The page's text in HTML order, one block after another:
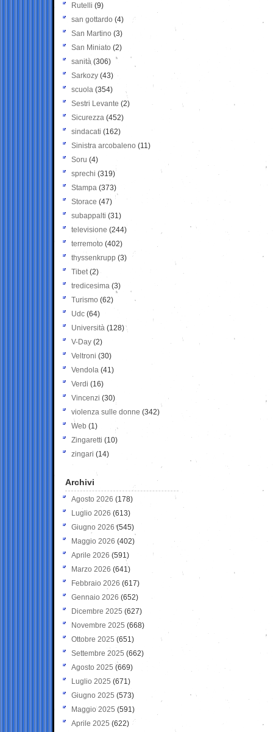
Rutelli (9)
san gottardo (4)
San Martino (3)
San Miniato (2)
sanità (306)
Sarkozy (43)
scuola (354)
Sestri Levante (2)
Sicurezza (452)
sindacati (162)
Sinistra arcobaleno (11)
Soru (4)
sprechi (319)
Stampa (373)
Storace (47)
subappalti (31)
televisione(244)
terremoto (402)
thyssenkrupp (3)
Tibet(2)
tredicesima (3)
Turismo (62)
Udc (64)
Università (128)
V-Day (2)
Veltroni (30)
Vendola (41)
Verdi (16)
Vincenzi (30)
violenza sulle donne (342)
Web (1)
Zingaretti (10)
zingari (14)
Archivi
Agosto 2026 (178)
Luglio 2026 (613)
Giugno 2026 (545)
Maggio 2026 (402)
Aprile 2026 (591)
Marzo 2026 (641)
Febbraio 2026 (617)
Gennaio 2026 (652)
Dicembre 2025 (627)
Novembre 2025 (668)
Ottobre 2025 (651)
Settembre 2025 (662)
Agosto 2025 (669)
Luglio 2025 (671)
Giugno 2025 (573)
Maggio 2025 (591)
Aprile 2025 (622)